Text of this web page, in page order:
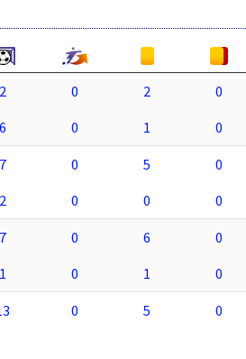
2 0 2 0
6 0 1 0
7 0 5 0
2 0 0 0
7 0 6 0
1 0 1 0
0 5 0